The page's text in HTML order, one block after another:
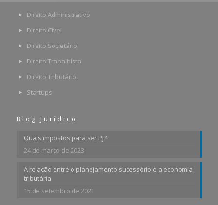
Direito Administrativo
Direito Cível
Direito Societário
Direito Trabalhista
Direito Tributário
Startups
Blog Jurídico
Quais impostos para ser PJ?
24 de março de 2023
A relação entre o planejamento sucessório e a economia
tributária
15 de setembro de 2021